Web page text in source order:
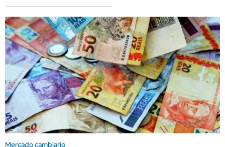
Mercado cambiario